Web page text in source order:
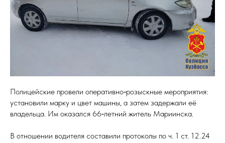
Полицейские провели оперативно‑розыскные мероприятия:
установили марку и цвет машины, а затем задержали её
владельца. Им оказался 66‑летний житель Мариинска.
В отношении водителя составили протоколы по ч. 1 ст. 12.24